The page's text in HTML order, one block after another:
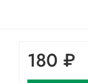
180 ₽